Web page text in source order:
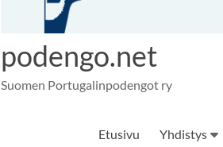
podengo.net
Suomen Portugalinpodengot ry
Etusivu Yhdistys